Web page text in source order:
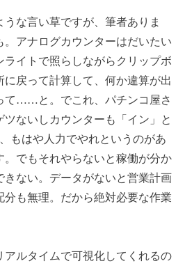
うな言い草ですが、筆者ありま
。アナログカウンターはだいたい
ライトで照らしながらクリップボ
戻って計算して、何か違算が出
て……と。でこれ、パチンコ屋さ
ツないしカウンターも「イン」と
もはや人力でやれというのがあ
。でもそれやらないと稼働が分か
きない。データがないと営業計画
分も無理。だから絶対必要な作業
アルタイムで可視化してくれるの